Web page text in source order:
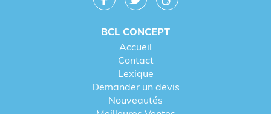
BCL CONCEPT
Accueil
Contact
Lexique
Demander un devis
Nouveautés